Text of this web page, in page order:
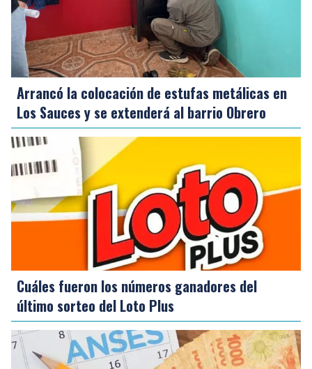
Arrancó la colocación de estufas metálicas en
Los Sauces y se extenderá al barrio Obrero
Cuáles fueron los números ganadores del
último sorteo del Loto Plus